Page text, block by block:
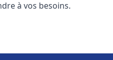
à vos besoins.